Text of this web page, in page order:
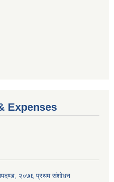
Expenses
२०७६ प्रथम संशोधन